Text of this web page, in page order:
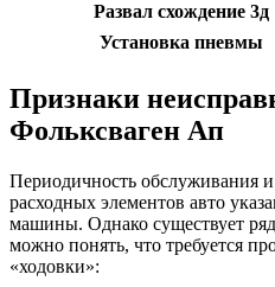
Развал схождение 3д
Установка пневмы
Признаки
Фольксваген Ап
Периодичность обслуживания
расходных элементов авто
машины. Однако существует
можно понять, что требуется
«ходовки»: